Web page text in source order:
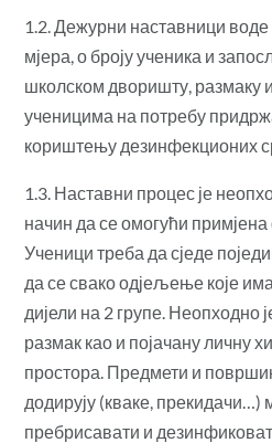
1.2. Дежурни наставници
мјера, о броју ученика и
школском дворишту, размаку
ученицима на потребу
кориштењу дезинфекционих
1.3. Наставни процес је
начин да се омогући
Ученици треба да сједе
да се свако одјељење које
дијели на 2 групе. Неопходно
размак као и појачану личну
простора. Предмети и
додирују (кваке, прекидачи…)
пребрисавати и